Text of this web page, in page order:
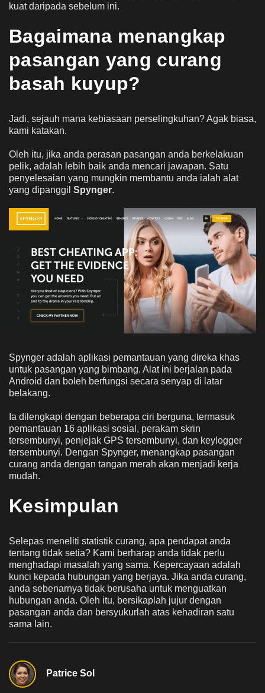
kuat daripada sebelum ini.
Bagaimana menangkap
pasangan yang curang
basah kuyup?
Jadi, sejauh mana kebiasaan perselingkuhan? Agak biasa,
kami katakan.
Oleh itu, jika anda perasan pasangan anda berkelakuan
pelik, adalah lebih baik anda mencari jawapan. Satu
penyelesaian yang mungkin membantu anda ialah alat
yang dipanggil Spynger.
Spynger adalah aplikasi pemantauan yang direka khas
untuk pasangan yang bimbang. Alat ini berjalan pada
Android dan boleh berfungsi secara senyap di latar
belakang.
Ia dilengkapi dengan beberapa ciri berguna, termasuk
pemantauan 16 aplikasi sosial, perakam skrin
tersembunyi, penjejak GPS tersembunyi, dan keylogger
tersembunyi. Dengan Spynger, menangkap pasangan
curang anda dengan tangan merah akan menjadi kerja
mudah.
Kesimpulan
Selepas meneliti statistik curang, apa pendapat anda
tentang tidak setia? Kami berharap anda tidak perlu
menghadapi masalah yang sama. Kepercayaan adalah
kunci kepada hubungan yang berjaya. Jika anda curang,
anda sebenarnya tidak berusaha untuk menguatkan
hubungan anda. Oleh itu, bersikaplah jujur dengan
pasangan anda dan bersyukurlah atas kehadiran satu
sama lain.
Patrice Sol